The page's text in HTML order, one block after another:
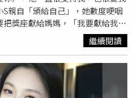
親自「頒給自己」，她數度哽咽
獎座獻給媽媽，「我要獻給我
很大的洞，如果我今天得獎的
點，把這個獎跟珊珊照片放在一
被填起來」。姊妹情深的小S上
身旁，也秀出背後頸上的「媛」
則是大S骨灰的項鍊。（圖／本刊
繼續閱讀